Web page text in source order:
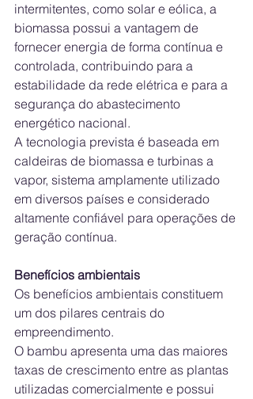
intermitentes, como solar e eólica, a
biomassa possui a vantagem de
fornecer energia de forma contínua e
controlada, contribuindo para a
estabilidade da rede elétrica e para a
segurança do abastecimento
energético nacional.
A tecnologia prevista é baseada em
caldeiras de biomassa e turbinas a
vapor, sistema amplamente utilizado
em diversos países e considerado
altamente confiável para operações de
geração contínua.
Benefícios ambientais
Os benefícios ambientais constituem
um dos pilares centrais do
empreendimento.
O bambu apresenta uma das maiores
taxas de crescimento entre as plantas
utilizadas comercialmente e possui